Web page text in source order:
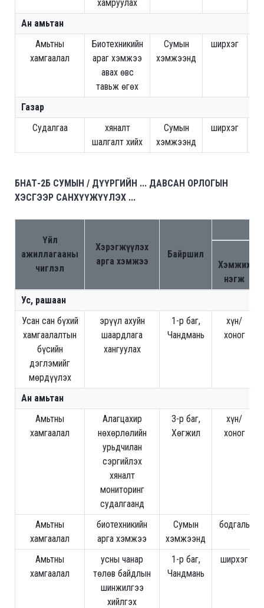
хамруулах
Ан амьтан
Амьтны
хамгаалал
Биотехникийн
араг хэмжээ
авах өвс
тавьж өгөх
Сумын
хэмжээнд
ширхэг
Газар
Судалгаа
хяналт
шалгалт хийх
Сумын
хэмжээнд
ширхэг
БНАТ-2Б СУМЫН / ДҮҮРГИЙН ... ДАВСАН ОРЛОГЫН
ХЭСГЭЭР САНХҮҮЖҮҮЛЭХ ...
Үйл
ажиллагааны
чиглэл
Хэрэгжүүлэх
арга хэмжээ
Байршил
Хэмжих
нэгж
Ус, рашаан
Усан сан бүхий
хамгаалалтын
бүсийн
дэглэмийг
мөрдүүлэх
эрүүл ахуйн
шаардлага
хангуулах
1-р баг,
Чандмань
хүн/
хоног
Ан амьтан
Амьтны
хамгаалал
Алагцахир
нөхөрлөлийн
урьдчилан
сэргийлэх
хяналт
мониторинг
судалгаанд
3-р баг,
Хөгжил
хүн/
хоног
Амьтны
хамгаалал
биотехникийн
арга хэмжээ
Сумын
хэмжээнд
бодгаль
Амьтны
хамгаалал
усны чанар
төлөв байдлын
шинжилгээ
хийлгэх
1-р баг,
Чандмань
ширхэг